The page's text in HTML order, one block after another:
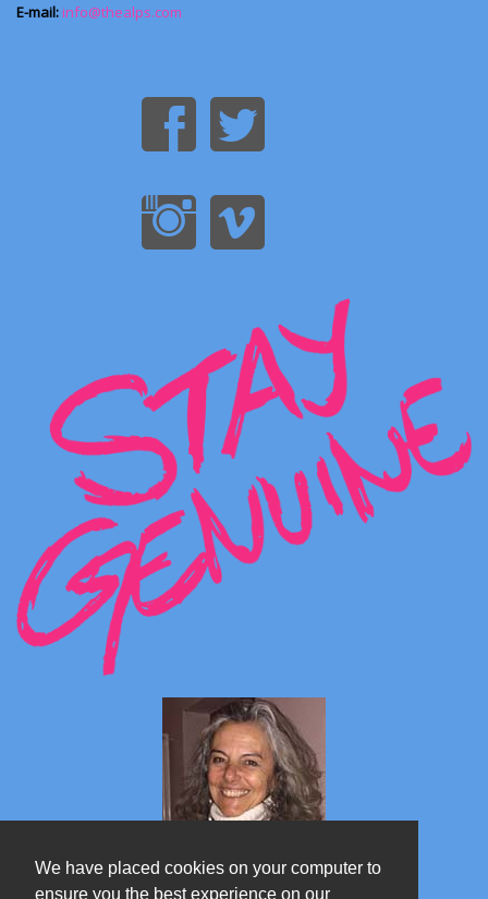
We have placed cookies on your computer to
ensure you the best experience on our
E-mail: info@thealps.com